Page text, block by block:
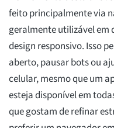
feito principalmente via
geralmente utilizável em
design responsivo. Isso
aberto, pausar bots ou
celular, mesmo que um
esteja disponível em
que gostam de refinar